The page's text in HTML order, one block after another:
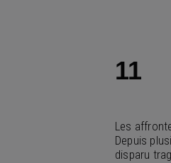
11
Les
Depuis
disparu